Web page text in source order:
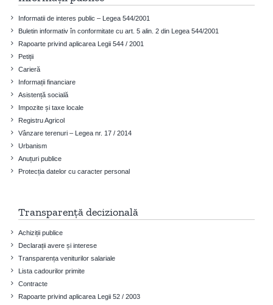
Informatii de interes public – Legea 544/2001
Buletin informativ în conformitate cu art. 5 alin. 2 din Legea 544/2001
Rapoarte privind aplicarea Legii 544 / 2001
Petiții
Carieră
Informații financiare
Asistență socială
Impozite și taxe locale
Registru Agricol
Vânzare terenuri – Legea nr. 17 / 2014
Urbanism
Anuțuri publice
Protecția datelor cu caracter personal
Transparență decizională
Achiziții publice
Declarații avere și interese
Transparența veniturilor salariale
Lista cadourilor primite
Contracte
Rapoarte privind aplicarea Legii 52 / 2003